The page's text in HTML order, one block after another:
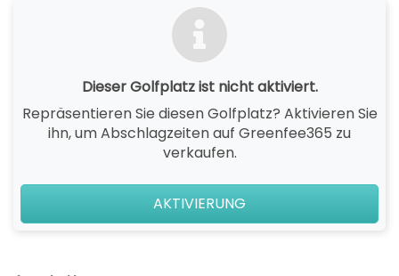
Dieser Golfplatz ist nicht aktiviert.
Repräsentieren Sie diesen Golfplatz? Aktivieren Sie
ihn, um Abschlagzeiten auf Greenfee365 zu
verkaufen.
AKTIVIERUNG